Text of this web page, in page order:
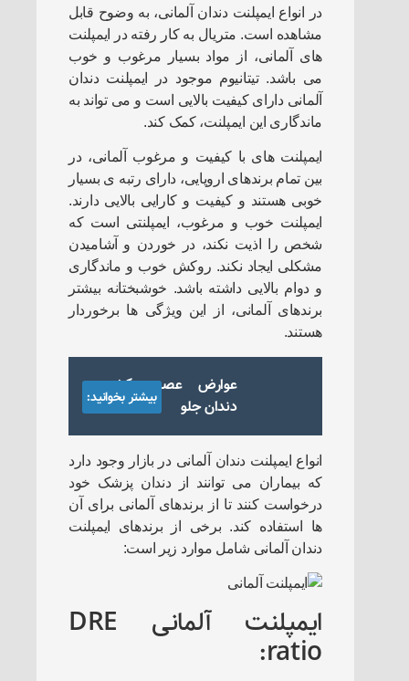
در انواع ایمپلنت دندان آلمانی، به وضوح قابل
مشاهده است. متریال به کار رفته در ایمپلنت
های آلمانی، از مواد بسیار مرغوب و خوب
می باشد. تیتانیوم موجود در ایمپلنت دندان
آلمانی دارای کیفیت بالایی است و می تواند به
ماندگاری این ایمپلنت، کمک کند.
ایمپلنت های با کیفیت و مرغوب آلمانی، در
بین تمام برندهای اروپایی، دارای رتبه ی بسیار
خوبی هستند و کیفیت و کارایی بالایی دارند.
ایمپلنت خوب و مرغوب، ایمپلنتی است که
شخص را اذیت نکند، در خوردن و آشامیدن
مشکلی ایجاد نکند. روکش خوب و ماندگاری
و دوام بالایی داشته باشد. خوشبختانه بیشتر
برندهای آلمانی، از این ویژگی ها برخوردار
هستند.
عوارض عصب کشی
دندان جلو
بیشتر بخوانید:
انواع ایمپلنت دندان آلمانی در بازار وجود دارد
که بیماران می توانند از دندان پزشک خود
درخواست کنند تا از برندهای آلمانی برای آن
ها استفاده کند. برخی از برندهای ایمپلنت
دندان آلمانی شامل موارد زیر است:
ایمپلنت آلمانی DRE
ratio: